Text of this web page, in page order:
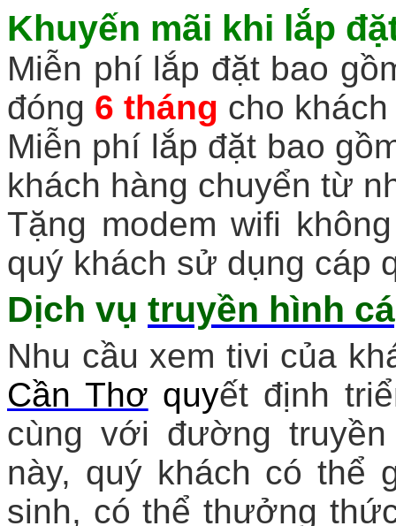
Khuyến mãi khi lắp
Miễn phí lắp đặt bao
đóng 6 tháng cho
Miễn phí lắp đặt bao
khách hàng chuyển từ
Tặng modem wifi
quý khách sử dụng cáp
Dịch vụ truyền hình
Nhu cầu xem tivi của
Cần Thơ quyết định
cùng với đường
này, quý khách có thể
sinh, có thể thưởng